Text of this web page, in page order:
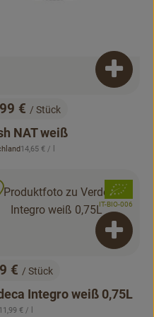
€ / Stück
NAT weiß
, Referenzpreis:
14,65 € / l
€ / Stück
Integro weiß 0,75L
Referenzpreis:
11,99 € / l
, Verband:
, Kontrollstelle:
IT-BIO-006
Produkt zu Favouriten